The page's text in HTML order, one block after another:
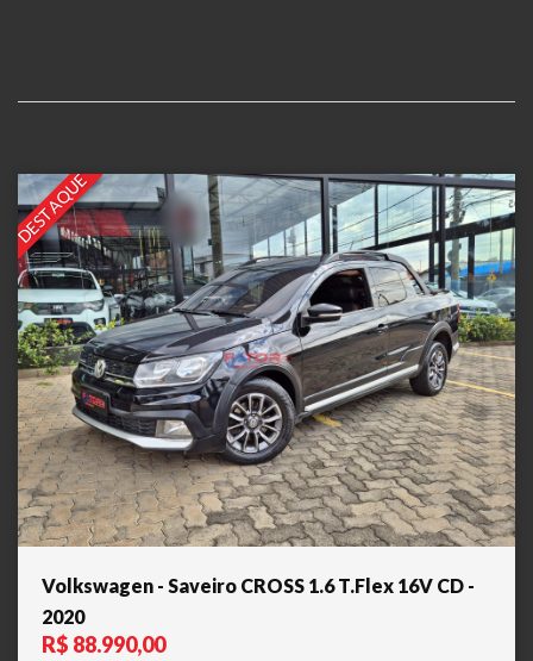
DESTAQUE
Volkswagen - Saveiro CROSS 1.6 T.Flex 16V CD -
2020
R$ 88.990,00